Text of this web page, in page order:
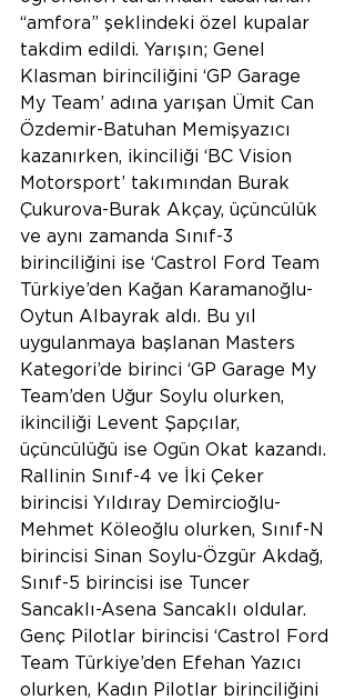
“amfora” şeklindeki özel kupalar
takdim edildi. Yarışın; Genel
Klasman birinciliğini ‘GP Garage
My Team’ adına yarışan Ümit Can
Özdemir-Batuhan Memişyazıcı
kazanırken, ikinciliği ‘BC Vision
Motorsport’ takımından Burak
Çukurova-Burak Akçay, üçüncülük
ve aynı zamanda Sınıf-3
birinciliğini ise ‘Castrol Ford Team
Türkiye’den Kağan Karamanoğlu-
Oytun Albayrak aldı. Bu yıl
uygulanmaya başlanan Masters
Kategori’de birinci ‘GP Garage My
Team’den Uğur Soylu olurken,
ikinciliği Levent Şapçılar,
üçüncülüğü ise Ogün Okat kazandı.
Rallinin Sınıf-4 ve İki Çeker
birincisi Yıldıray Demircioğlu-
Mehmet Köleoğlu olurken, Sınıf-N
birincisi Sinan Soylu-Özgür Akdağ,
Sınıf-5 birincisi ise Tuncer
Sancaklı-Asena Sancaklı oldular.
Genç Pilotlar birincisi ‘Castrol Ford
Team Türkiye’den Efehan Yazıcı
olurken, Kadın Pilotlar birinciliğini